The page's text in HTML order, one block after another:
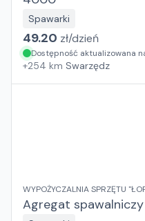
Spawarki
49.20 zł/dzień
Dostępność aktualizowana
+254 km Swarzędz
WYPOŻYCZALNIA SPRZĘTU
Agregat spawalniczy